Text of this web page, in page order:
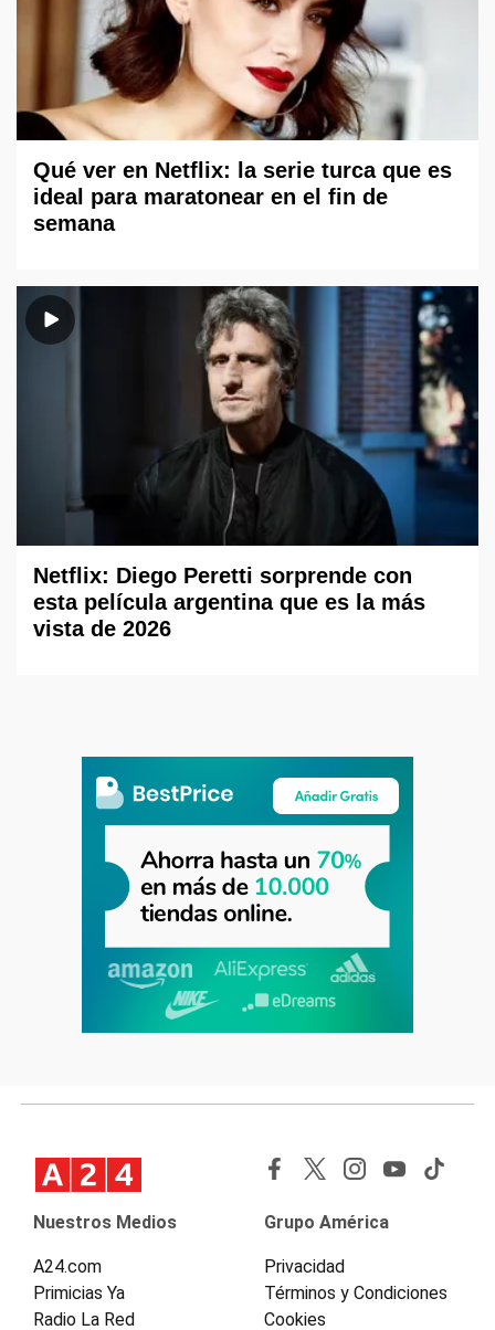
Qué ver en Netflix: la serie turca que es
ideal para maratonear en el fin de
semana
Netflix: Diego Peretti sorprende con
esta película argentina que es la más
vista de 2026
Nuestros Medios
A24.com
Primicias Ya
Radio La Red
Grupo América
Privacidad
Términos y Condiciones
Cookies